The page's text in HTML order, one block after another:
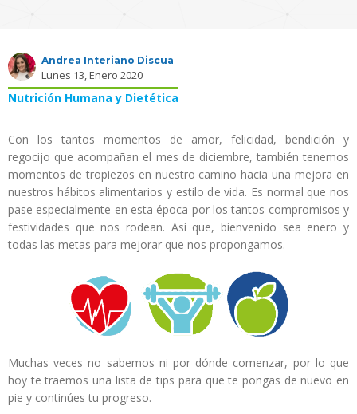
Andrea Interiano Discua
Lunes 13, Enero 2020
Nutrición Humana y Dietética
Con los tantos momentos de amor, felicidad, bendición y
regocijo que acompañan el mes de diciembre, también tenemos
momentos de tropiezos en nuestro camino hacia una mejora en
nuestros hábitos alimentarios y estilo de vida. Es normal que nos
pase especialmente en esta época por los tantos compromisos y
festividades que nos rodean. Así que, bienvenido sea enero y
todas las metas para mejorar que nos propongamos.
Muchas veces no sabemos ni por dónde comenzar, por lo que
hoy te traemos una lista de tips para que te pongas de nuevo en
pie y continúes tu progreso.